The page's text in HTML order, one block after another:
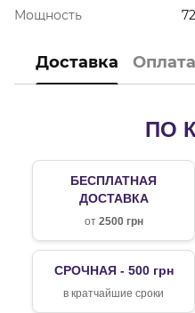
Мощность
Доставка Оплата
ПО
БЕСПЛАТНАЯ
ДОСТАВКА
от 2500 грн
СРОЧНАЯ - 500 грн
в кратчайшие сроки